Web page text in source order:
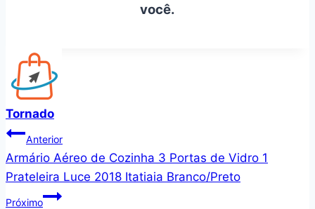
você.
Tornado
Navegação
de
Post
Anterior
Armário Aéreo de Cozinha 3 Portas de Vidro 1
Prateleira Luce 2018 Itatiaia Branco/Preto
Próximo